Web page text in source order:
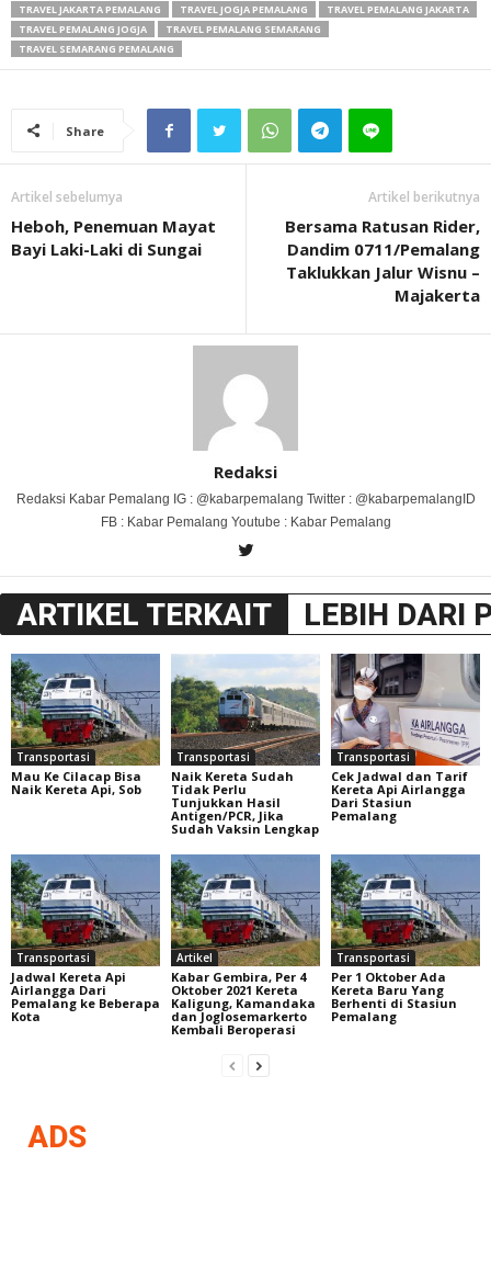
TRAVEL JAKARTA PEMALANG
TRAVEL JOGJA PEMALANG
TRAVEL PEMALANG JAKARTA
TRAVEL PEMALANG JOGJA
TRAVEL PEMALANG SEMARANG
TRAVEL SEMARANG PEMALANG
Share
Artikel sebelumya
Heboh, Penemuan Mayat
Bayi Laki-Laki di Sungai
Artikel berikutnya
Bersama Ratusan Rider,
Dandim 0711/Pemalang
Taklukkan Jalur Wisnu –
Majakerta
Redaksi
Redaksi Kabar Pemalang IG : @kabarpemalang Twitter : @kabarpemalangID
FB : Kabar Pemalang Youtube : Kabar Pemalang
ARTIKEL TERKAIT LEBIH DARI
Transportasi
Mau Ke Cilacap Bisa
Naik Kereta Api, Sob
Transportasi
Naik Kereta Sudah
Tidak Perlu
Tunjukkan Hasil
Antigen/PCR, Jika
Sudah Vaksin Lengkap
Transportasi
Cek Jadwal dan Tarif
Kereta Api Airlangga
Dari Stasiun
Pemalang
Transportasi
Jadwal Kereta Api
Airlangga Dari
Pemalang ke Beberapa
Kota
Artikel
Kabar Gembira, Per 4
Oktober 2021 Kereta
Kaligung, Kamandaka
dan Joglosemarkerto
Kembali Beroperasi
Transportasi
Per 1 Oktober Ada
Kereta Baru Yang
Berhenti di Stasiun
Pemalang
ADS